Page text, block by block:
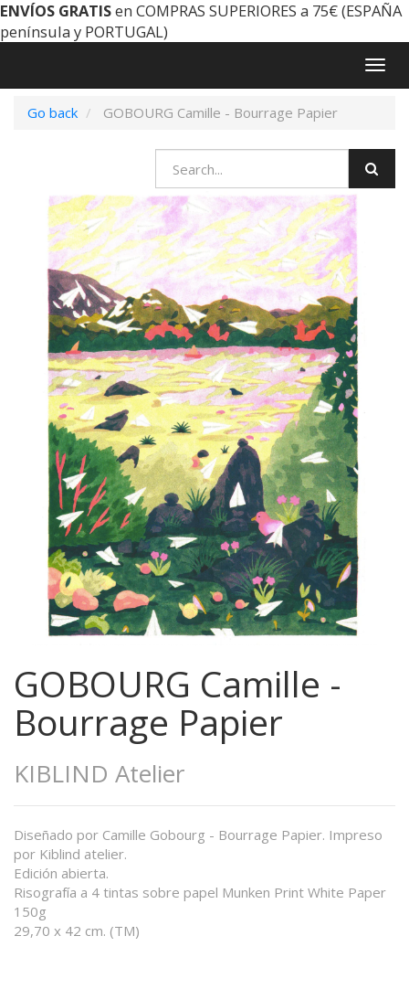
ENVÍOS GRATISen COMPRAS SUPERIORES a 75€ (ESPAÑA
península y PORTUGAL)
Go back
GOBOURG Camille - Bourrage Papier
GOBOURG Camille -
Bourrage Papier
KIBLIND Atelier
Diseñado por Camille Gobourg - Bourrage Papier. Impreso
por Kiblind atelier.
Edición abierta.
Risografía a 4 tintas sobre papel Munken Print White Paper
150g
29,70 x 42 cm. (TM)